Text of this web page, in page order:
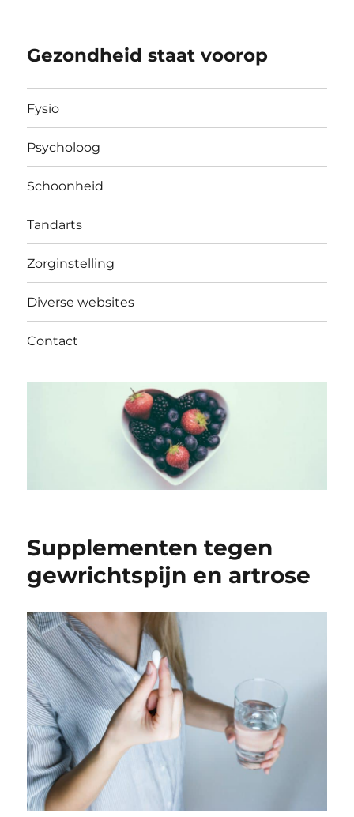
Gezondheid staat voorop
Fysio
Psycholoog
Schoonheid
Tandarts
Zorginstelling
Diverse websites
Contact
Supplementen tegen
gewrichtspijn en artrose